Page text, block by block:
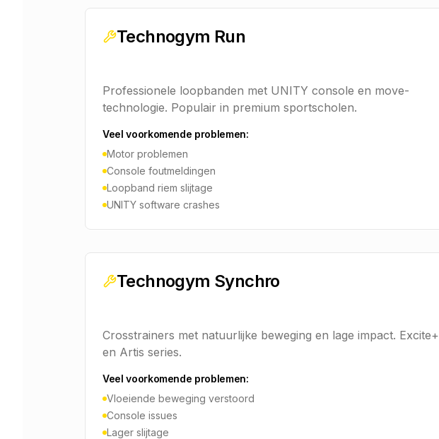
Technogym Run
Professionele loopbanden met UNITY console en move-
technologie. Populair in premium sportscholen.
Veel voorkomende problemen:
Motor problemen
Console foutmeldingen
Loopband riem slijtage
UNITY software crashes
Technogym Synchro
Crosstrainers met natuurlijke beweging en lage impact. Excite+
en Artis series.
Veel voorkomende problemen:
Vloeiende beweging verstoord
Console issues
Lager slijtage